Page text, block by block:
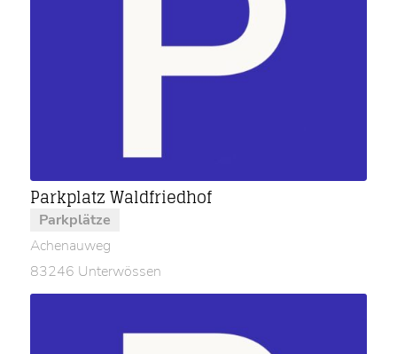
Parkplatz Waldfriedhof
Parkplätze
Achenauweg
83246 Unterwössen